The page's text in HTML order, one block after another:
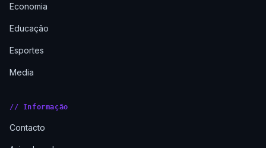
Economia
Educação
Esportes
Media
// Informação
Contacto